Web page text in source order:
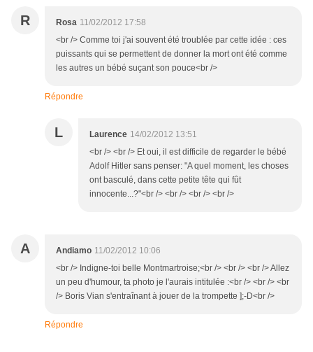
R Rosa 11/02/2012 17:58
<br /> Comme toi j'ai souvent été troublée par cette idée : ces
puissants qui se permettent de donner la mort ont été comme
les autres un bébé suçant son pouce<br />
Répondre
L Laurence 14/02/2012 13:51
<br /> <br /> Et oui, il est difficile de regarder le bébé
Adolf Hitler sans penser: "A quel moment, les choses
ont basculé, dans cette petite tête qui fût
innocente...?"<br /> <br /> <br /> <br />
A Andiamo 11/02/2012 10:06
<br /> Indigne-toi belle Montmartroise;<br /> <br /> <br /> Allez
un peu d'humour, ta photo je l'aurais intitulée :<br /> <br /> <br
/> Boris Vian s'entraînant à jouer de la trompette ];-D<br />
Répondre